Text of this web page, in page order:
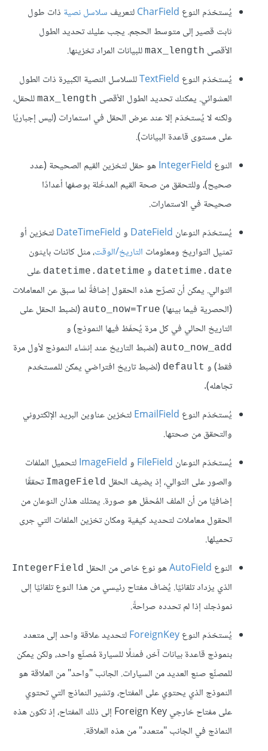
يُستخدَم النوع CharFieldلتعريف سلاسل نصية ذات طول
ثابت قصير إلى متوسط الحجم. يجب عليك تحديد الطول
الأقصى max_length للبيانات المراد تخزينها.
يُستخدَم النوع TextFieldللسلاسل النصية الكبيرة ذات الطول
العشوائي. يمكنك تحديد الطول الأقصى max_length للحقل،
ولكنه لا يُستخدَم إلا عند عرض الحقل في استمارات (ليس إجباريًا
على مستوى قاعدة البيانات).
النوع IntegerFieldهو حقل لتخزين القيم الصحيحة (عدد
صحيح)، وللتحقق من صحة القيم المدخَلة بوصفها أعدادًا
صحيحة في الاستمارات.
يُستخدَم النوعان DateField وDateTimeFieldلتخزين أو
تمثيل التواريخ ومعلومات التاريخ/الوقت، مثل كائنات بايثون
datetime.date و datetime.datetime على
التوالي. يمكن أن تصرِّح هذه الحقول إضافةً لما سبق عن المعاملات
(الحصرية فيما بينها) auto_now=True (لضبط الحقل على
التاريخ الحالي في كل مرة يُحفَظ فيها النموذج) و
auto_now_add (لضبط التاريخ عند إنشاء النموذج لأول مرة
فقط) و default (لضبط تاريخ افتراضي يمكن للمستخدم
تجاهله).
يُستخدَم النوع EmailFieldلتخزين عناوين البريد الإلكتروني
والتحقق من صحتها.
يُستخدَم النوعان FileField وImageFieldلتحميل الملفات
والصور على التوالي، إذ يضيف الحقل ImageField تحققًا
إضافيًا من أن الملف المُحمَّل هو صورة. يمتلك هذان النوعان من
الحقول معاملات لتحديد كيفية ومكان تخزين الملفات التي جرى
تحميلها.
النوع AutoFieldهو نوع خاص من الحقل IntegerField
الذي يزداد تلقائيًا. يُضاف مفتاح رئيسي من هذا النوع تلقائيًا إلى
نموذجك إذا لم تحدده صراحةً.
يُستخدَم النوعForeignKeyلتحديد علاقة واحد إلى متعدد
بنموذج قاعدة بيانات آخر، فمثلًا للسيارة مُصنِّع واحد، ولكن يمكن
للمصنِّع صنع العديد من السيارات. الجانب "واحد" من العلاقة هو
النموذج الذي يحتوي على المفتاح، وتشير النماذج التي تحتوي
على مفتاح خارجي Foreign Key إلى ذلك المفتاح، إذ تكون هذه
النماذج في الجانب "متعدد" من هذه العلاقة.